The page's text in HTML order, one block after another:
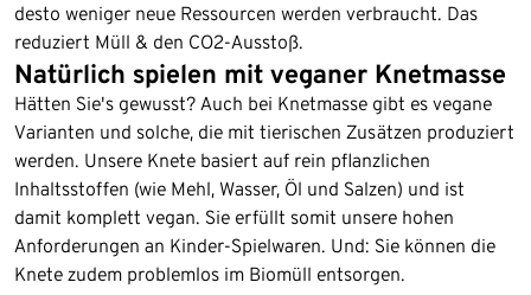
desto weniger neue Ressourcen werden verbraucht. Das
reduziert Müll & den CO2-Ausstoß.
Natürlich spielen mit veganer Knetmasse
Hätten Sie's gewusst? Auch bei Knetmasse gibt es vegane
Varianten und solche, die mit tierischen Zusätzen produziert
werden. Unsere Knete basiert auf rein pflanzlichen
Inhaltsstoffen (wie Mehl, Wasser, Öl und Salzen) und ist
damit komplett vegan. Sie erfüllt somit unsere hohen
Anforderungen an Kinder-Spielwaren. Und: Sie können die
Knete zudem problemlos im Biomüll entsorgen.